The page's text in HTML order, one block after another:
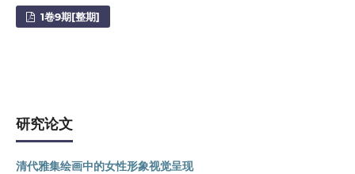
1卷9期[整期]
研究论文
清代雅集绘画中的女性形象视觉呈现